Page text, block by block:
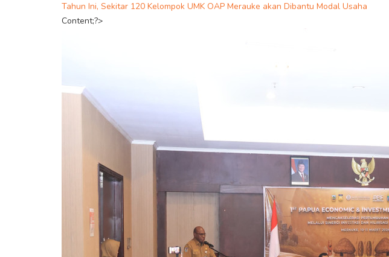
Tahun Ini, Sekitar 120 Kelompok UMK OAP Merauke akan Dibantu Modal Usaha
Content;?>